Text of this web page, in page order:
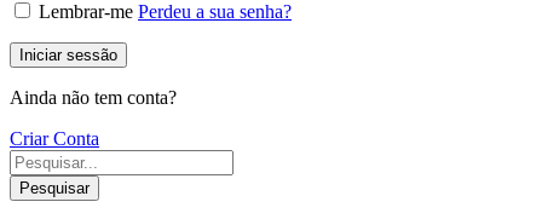
Lembrar-me Perdeu a sua senha?
Iniciar sessão
Ainda não tem conta?
Criar Conta
Pesquisar